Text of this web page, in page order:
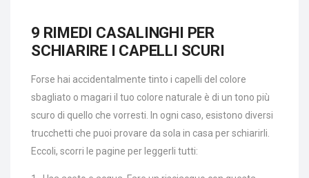
9 RIMEDI CASALINGHI PER
SCHIARIRE I CAPELLI SCURI
Forse hai accidentalmente tinto i capelli del colore
sbagliato o magari il tuo colore naturale è di un tono più
scuro di quello che vorresti. In ogni caso, esistono diversi
trucchetti che puoi provare da sola in casa per schiarirli.
Eccoli, scorri le pagine per leggerli tutti: